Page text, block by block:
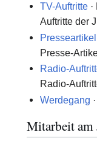
TV-Auftritte
Auftritte der
Presseartikel
Presse-
Radio-
Radio-
Werdegang
Mitarbeit